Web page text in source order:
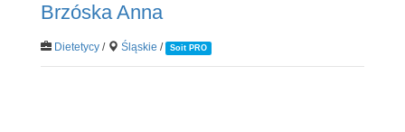
Brzóska Anna
Dietetycy/ Śląskie / Soit PRO